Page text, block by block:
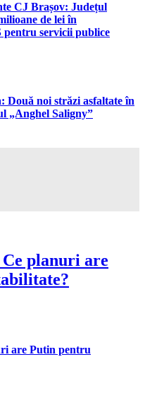
CJ Brașov: Județul
de lei în
pentru servicii publice
noi străzi asfaltate în
„Anghel Saligny”
planuri are
are Putin pentru